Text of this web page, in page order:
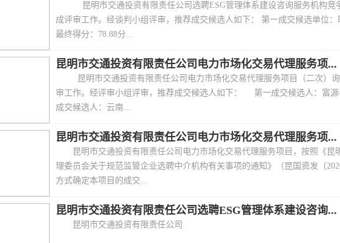
昆明市交通投资有限责任公司选聘ESG管理体系建设咨询服务机构竞
成评审工作。经谈判小组评审，推荐成交候选人如下： 第一成交候选单位：
最终得分：78.88分...
昆明市交通投资有限责任公司电力市场化交易代理服务项...
昆明市交通投资有限责任公司电力市场化交易代理服务项目（二次）
审工作。经评审小组评审，推荐成交候选人如下： 第一成交候选人：富
成交候选人：云南...
昆明市交通投资有限责任公司电力市场化交易代理服务项...
昆明市交通投资有限责任公司电力市场化交易代理服务项目，按照《昆
理委员会关于规范监管企业选聘中介机构有关事项的通知》（昆国资发〔
方式确定本项目的成交...
昆明市交通投资有限责任公司选聘ESG管理体系建设咨询...
昆明市交通投资有限责任公司